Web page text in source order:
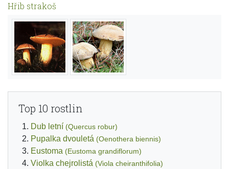
Hřib strakoš
Top 10 rostlin
Dub letní (Quercus robur)
Pupalka dvouletá (Oenothera biennis)
Eustoma (Eustoma grandiflorum)
Violka chejrolistá (Viola cheiranthifolia)